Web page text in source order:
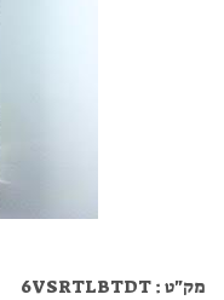
מק"ט : 6VSRTLBTDT